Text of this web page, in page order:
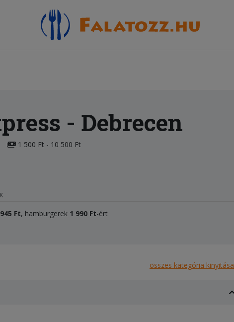
- Debrecen
1 500 Ft - 10 500 Ft
Ft, hamburgerek 1 990 Ft-ért
összes kategória kinyitása